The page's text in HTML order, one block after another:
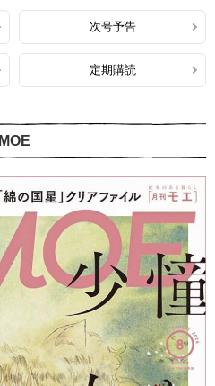
次号予告
定期購読
MOE